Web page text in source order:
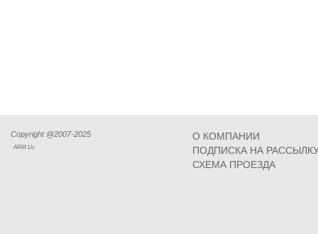
Copyright @2007-2025
ARM Llc
О КОМПАНИИ
ПОДПИСКА НА
СХЕМА ПРОЕЗДА